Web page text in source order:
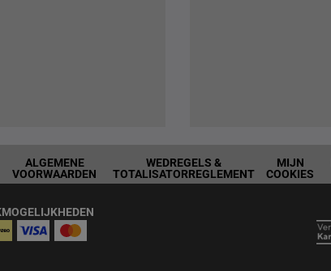
ALGEMENE
VOORWAARDEN
WEDREGELS &
TOTALISATORREGLEMENT
MIJN
COOKIES